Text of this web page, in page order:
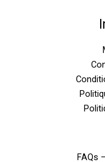
FAQs